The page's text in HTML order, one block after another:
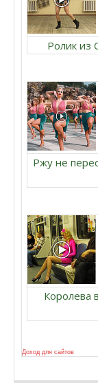
Ролик из
Ржу не
Королева
Доход для сайтов